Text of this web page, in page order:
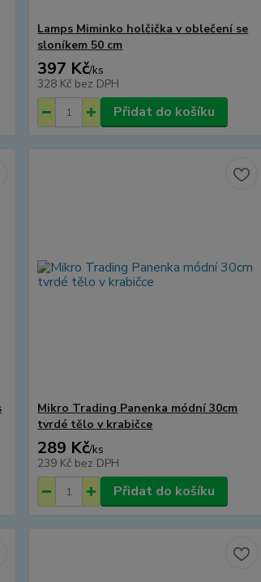
Lamps Miminko holčička v oblečení se
sloníkem 50 cm
397 Kč/ks
328 Kč bez DPH
Přidat do košíku
Mikro Trading Panenka módní 30cm
tvrdé tělo v krabičce
289 Kč/ks
239 Kč bez DPH
Přidat do košíku